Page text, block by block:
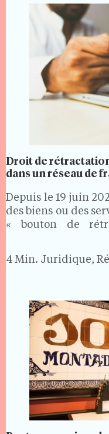
Droit de
dans un réseau de
Depuis le 19 juin
des biens ou des
« bouton de
rétractation. Dans
4 Min. Juridique,